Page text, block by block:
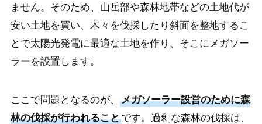
ません。そのため、山岳部や森林地帯などの土地代が
安い土地を買い、木々を伐採したり斜面を整地するこ
とで太陽光発電に最適な土地を作り、そこにメガソー
ラーを設置します。
ここで問題となるのが、 メガソーラー設営のために森
林の伐採が行われることです。過剰な森林の伐採は、